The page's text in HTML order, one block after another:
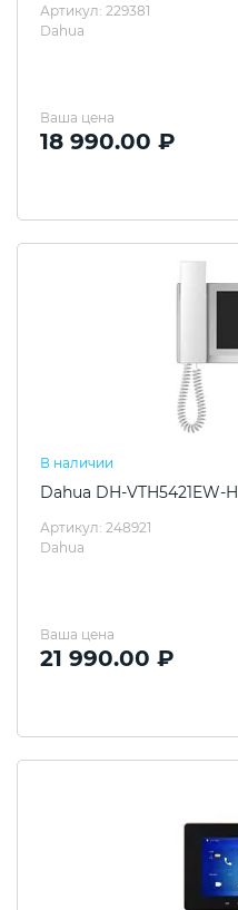
Артикул: 229381
Dahua
Ваша цена
18 990.00 ₽
В наличии
Dahua DH-VTH5421EW-H
Артикул: 248921
Dahua
Ваша цена
21 990.00 ₽